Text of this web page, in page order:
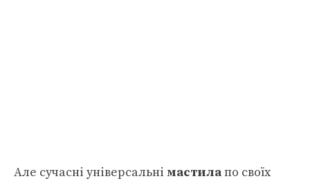
Але сучасні універсальні мастилапо своїх